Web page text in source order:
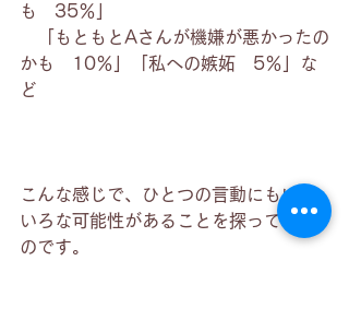
も　35％」
「もともとAさんが機嫌が悪かったの
かも　10％」「私への嫉妬　5％」な
ど
こんな感じで、ひとつの言動にもいろ
いろな可能性があることを探っていく
のです。